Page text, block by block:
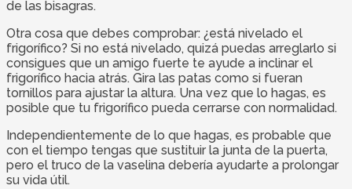
de las bisagras.
Otra cosa que debes comprobar: ¿está nivelado el
frigorífico? Si no está nivelado, quizá puedas arreglarlo si
consigues que un amigo fuerte te ayude a inclinar el
frigorífico hacia atrás. Gira las patas como si fueran
tornillos para ajustar la altura. Una vez que lo hagas, es
posible que tu frigorífico pueda cerrarse con normalidad.
Independientemente de lo que hagas, es probable que
con el tiempo tengas que sustituir la junta de la puerta,
pero el truco de la vaselina debería ayudarte a prolongar
su vida útil.